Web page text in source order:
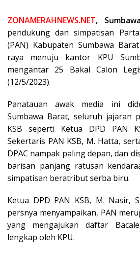
ZONAMERAHNEWS.NET,
pendukung dan simpatisan
(PAN) Kabupaten Sumbawa
raya menuju kantor KPU
mengantar 25 Bakal Calon
(12/5/2023).
Panatauan awak media ini
Sumbawa Barat, seluruh jajaran
KSB seperti Ketua DPD PAN
Sekertaris PAN KSB, M. Hatta,
DPAC nampak paling depan, dan
barisan panjang ratusan
simpatisan beratribut serba biru.
Ketua DPD PAN KSB, M. Nasir,
persnya menyampaikan, PAN
yang mengajukan daftar
lengkap oleh KPU.